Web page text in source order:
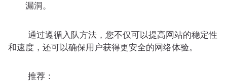
漏洞。
通过遵循入队方法，您不仅可以提高网站的稳定性
和速度，还可以确保用户获得更安全的网络体验。
推荐：